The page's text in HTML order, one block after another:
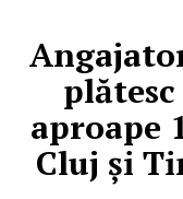
aproape
Cluj şi